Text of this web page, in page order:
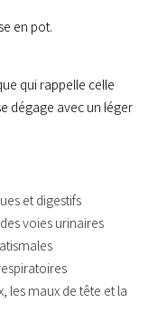
en pot.
qui rappelle celle
dégage avec un léger
et digestifs
voies urinaires
les maux de tête et la